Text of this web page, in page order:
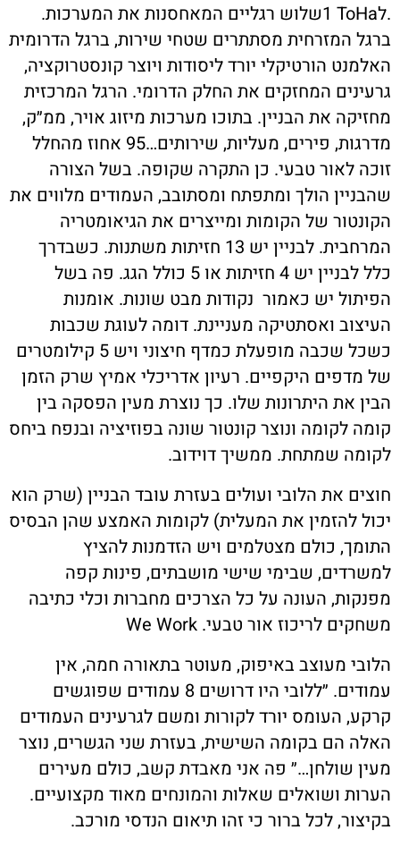
.לToHa 1שלוש רגליים המאחסנות את המערכות.
ברגל המזרחית מסתתרים שטחי שירות, ברגל הדרומית
האלמנט הורטיקלי יורד ליסודות ויוצר קונסטרוקציה,
גרעינים המחזקים את החלק הדרומי. הרגל המרכזית
מחזיקה את הבניין. בתוכו מערכות מיזוג אויר, ממ״ק,
מדרגות, פירים, מעליות, שירותים…95 אחוז מהחלל
זוכה לאור טבעי. כן התקרה שקופה. בשל הצורה
שהבניין הולך ומתפתח ומסתובב, העמודים מלווים את
הקונטור של הקומות ומייצרים את הגיאומטריה
המרחבית. לבניין יש 13 חזיתות משתנות. כשבדרך
כלל לבניין יש 4 חזיתות או 5 כולל הגג. פה בשל
הפיתול יש כאמור נקודות מבט שונות. אומנות
העיצוב ואסתטיקה מעניינת. דומה לעוגת שכבות
כשכל שכבה מופעלת כמדף חיצוני ויש 5 קילומטרים
של מדפים היקפיים. רעיון אדריכלי אמיץ שרק הזמן
הבין את היתרונות שלו. כך נוצרת מעין הפסקה בין
קומה לקומה ונוצר קונטור שונה בפוזיציה ובנפח ביחס
לקומה שמתחת. ממשיך דוידוב.
חוצים את הלובי ועולים בעזרת עובד הבניין (שרק הוא
יכול להזמין את המעלית) לקומות האמצע שהן הבסיס
התומך, כולם מצטלמים ויש הזדמנות להציץ
למשרדים, שבימי שישי מושבתים, פינות קפה
מפנקות, העונה על כל הצרכים מחברות וכלי כתיבה
משחקים לריכוז אור טבעי. We Work
הלובי מעוצב באיפוק, מעוטר בתאורה חמה, אין
עמודים. ״ללובי היו דרושים 8 עמודים שפוגשים
קרקע, העומס יורד לקורות ומשם לגרעינים העמודים
האלה הם בקומה השישית, בעזרת שני הגשרים, נוצר
מעין שולחן…״ פה אני מאבדת קשב, כולם מעירים
הערות ושואלים שאלות והמונחים מאוד מקצועיים.
בקיצור, לכל ברור כי זהו תיאום הנדסי מורכב.